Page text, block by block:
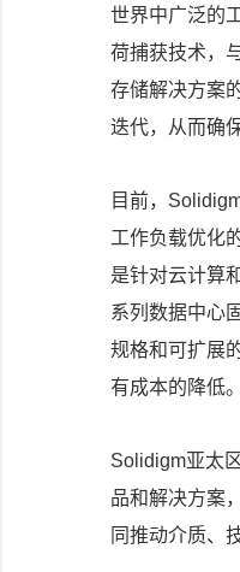
世界中广泛的
荷捕获技术，
存储解决方案
迭代，从而确
目前，
工作负载优化
是针对云计算
系列数据中心
规格和可扩展
有成本的降低。
Solidigm亚太
品和解决方案
同推动介质、